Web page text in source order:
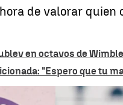
de valorar
en octavos de
"Espero que tu
Carlos Alcaraz - Andrey